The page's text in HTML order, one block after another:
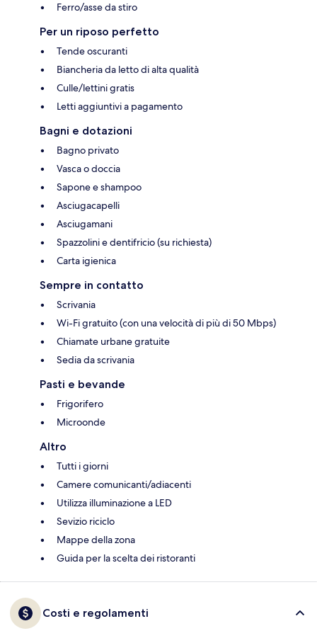
Ferro/asse da stiro
Per un riposo perfetto
Tende oscuranti
Biancheria da letto di alta qualità
Culle/lettini gratis
Letti aggiuntivi a pagamento
Bagni e dotazioni
Bagno privato
Vasca o doccia
Sapone e shampoo
Asciugacapelli
Asciugamani
Spazzolini e dentifricio (su richiesta)
Carta igienica
Sempre in contatto
Scrivania
Wi-Fi gratuito (con una velocità di più di 50 Mbps)
Chiamate urbane gratuite
Sedia da scrivania
Pasti e bevande
Frigorifero
Microonde
Altro
Tutti i giorni
Camere comunicanti/adiacenti
Utilizza illuminazione a LED
Sevizio riciclo
Mappe della zona
Guida per la scelta dei ristoranti
Costi e regolamenti